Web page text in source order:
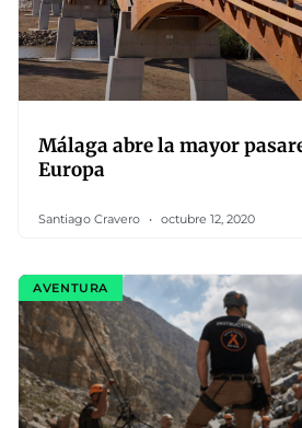
Málaga abre la mayor
Europa
Santiago Cravero octubre 12, 2020
AVENTURA